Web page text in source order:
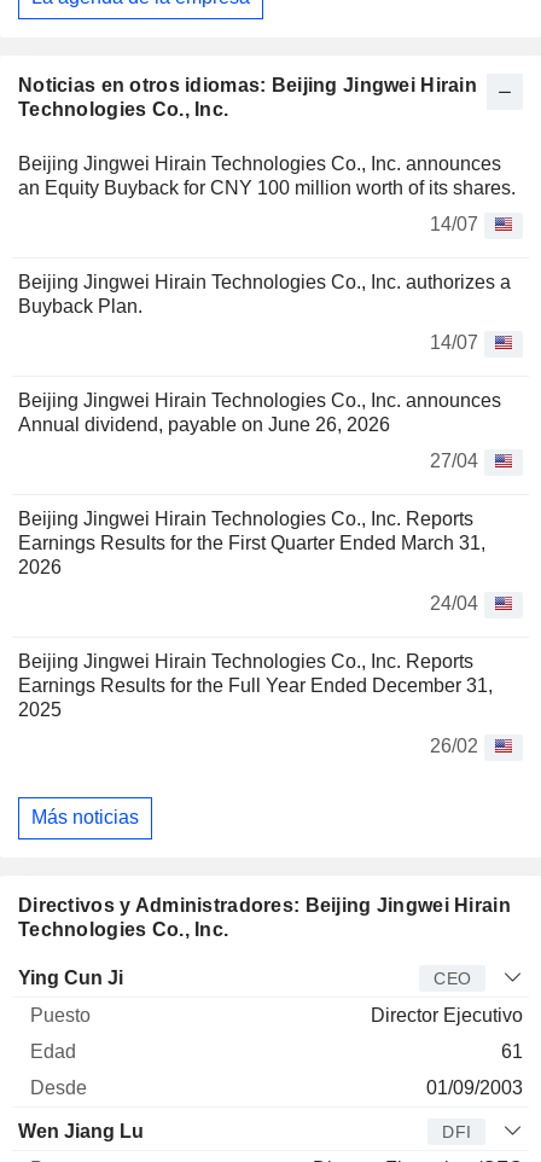
Noticias en otros idiomas: Beijing Jingwei Hirain
Technologies Co., Inc.
Beijing Jingwei Hirain Technologies Co., Inc. announces
an Equity Buyback for CNY 100 million worth of its shares.
14/07
Beijing Jingwei Hirain Technologies Co., Inc. authorizes a
Buyback Plan.
14/07
Beijing Jingwei Hirain Technologies Co., Inc. announces
Annual dividend, payable on June 26, 2026
27/04
Beijing Jingwei Hirain Technologies Co., Inc. Reports
Earnings Results for the First Quarter Ended March 31,
2026
24/04
Beijing Jingwei Hirain Technologies Co., Inc. Reports
Earnings Results for the Full Year Ended December 31,
2025
26/02
Más noticias
Directivos y Administradores: Beijing Jingwei Hirain
Technologies Co., Inc.
Director Puesto
Ying Cun Ji CEO
Director Ejecutivo
61
01/09/2003
Wen Jiang Lu DFI